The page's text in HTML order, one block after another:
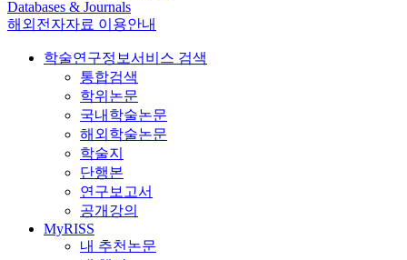
Databases & Journals
해외전자자료 이용안내
학술연구정보서비스 검색
통합검색
학위논문
국내학술논문
해외학술논문
학술지
단행본
연구보고서
공개강의
MyRISS
내 추천논문